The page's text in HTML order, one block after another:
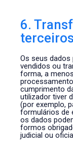
6.
terceiros
Os seus
vendidos ou
forma, a
cumprimento
utilizador tiver
(por exemplo,
formulários de
os dados
formos
judicial ou